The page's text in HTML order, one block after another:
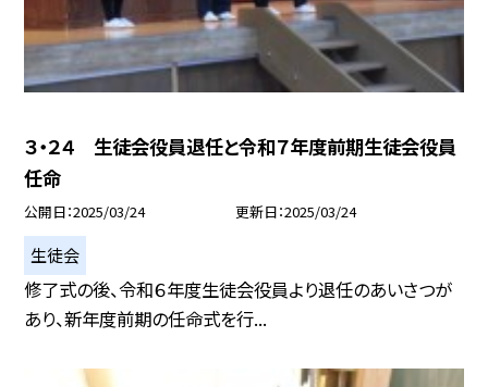
３・２４ 生徒会役員退任と令和７年度前期生徒会役員
任命
公開日 2025/03/24 更新日 2025/03/24
生徒会
修了式の後、令和６年度生徒会役員より退任のあいさつが
あり、新年度前期の任命式を行...